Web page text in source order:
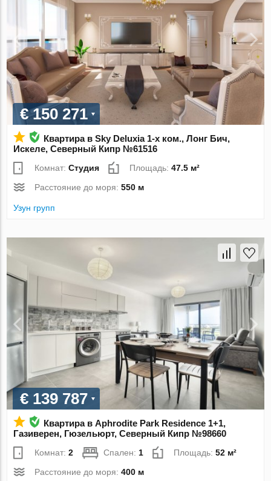
€ 150 271
Квартира в Sky Deluxia 1-х ком., Лонг Бич,
Искеле, Северный Кипр №61516
Комнат:Студия Площадь:47.5 м²
Расстояние до моря:550 м
Узун групп
€ 139 787
Квартира в Aphrodite Park Residence 1+1,
Газиверен, Гюзельюрт, Северный Кипр №98660
Комнат:2 Спален: 1 Площадь:52 м²
Расстояние до моря:400 м